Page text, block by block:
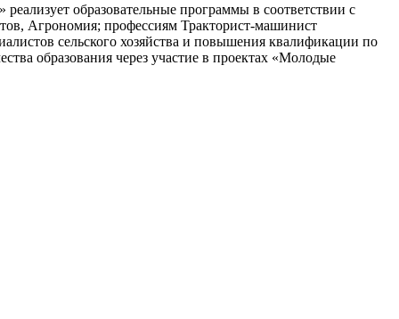
образовательные программы в соответствии с
Агрономия; профессиям Тракторист-машинист
сельского хозяйства и повышения квалификации по
образования через участие в проектах «Молодые